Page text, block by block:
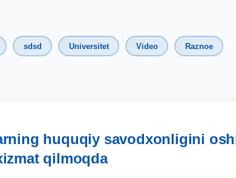
sdsd Universitet Video Raznoe
huquqiy savodxonligini
qilmoqda